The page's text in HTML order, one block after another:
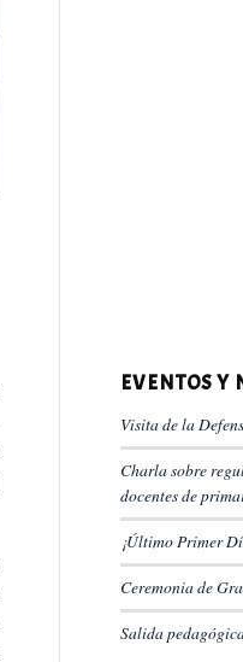
EVENTOS Y
Visita de la
Charla sobre
docentes de
¡Último Primer
Ceremonia de
Salida